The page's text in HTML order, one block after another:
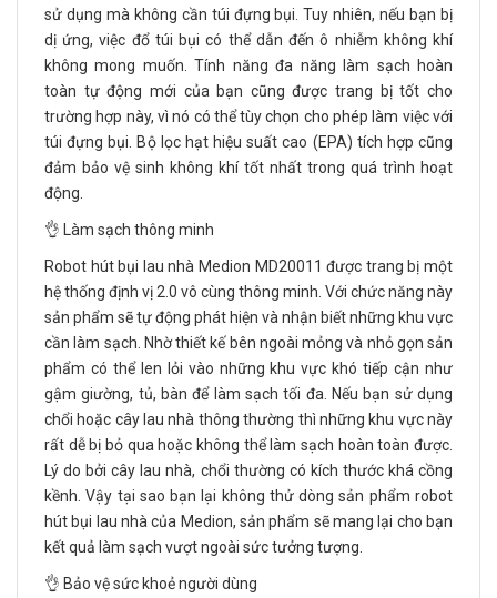
sử dụng mà không cần túi đựng bụi. Tuy nhiên, nếu bạn bị
dị ứng, việc đổ túi bụi có thể dẫn đến ô nhiễm không khí
không mong muốn. Tính năng đa năng làm sạch hoàn
toàn tự động mới của bạn cũng được trang bị tốt cho
trường hợp này, vì nó có thể tùy chọn cho phép làm việc với
túi đựng bụi. Bộ lọc hạt hiệu suất cao (EPA) tích hợp cũng
đảm bảo vệ sinh không khí tốt nhất trong quá trình hoạt
động.
👌 Làm sạch thông minh
Robot hút bụi lau nhà Medion MD20011 được trang bị một
hệ thống định vị 2.0 vô cùng thông minh. Với chức năng này
sản phẩm sẽ tự động phát hiện và nhận biết những khu vực
cần làm sạch. Nhờ thiết kế bên ngoài mỏng và nhỏ gọn sản
phẩm có thể len lỏi vào những khu vực khó tiếp cận như
gậm giường, tủ, bàn để làm sạch tối đa. Nếu bạn sử dụng
chổi hoặc cây lau nhà thông thường thì những khu vực này
rất dễ bị bỏ qua hoặc không thể làm sạch hoàn toàn được.
Lý do bởi cây lau nhà, chổi thường có kích thước khá cồng
kềnh. Vậy tại sao bạn lại không thử dòng sản phẩm robot
hút bụi lau nhà của Medion, sản phẩm sẽ mang lại cho bạn
kết quả làm sạch vượt ngoài sức tưởng tượng.
👌 Bảo vệ sức khoẻ người dùng